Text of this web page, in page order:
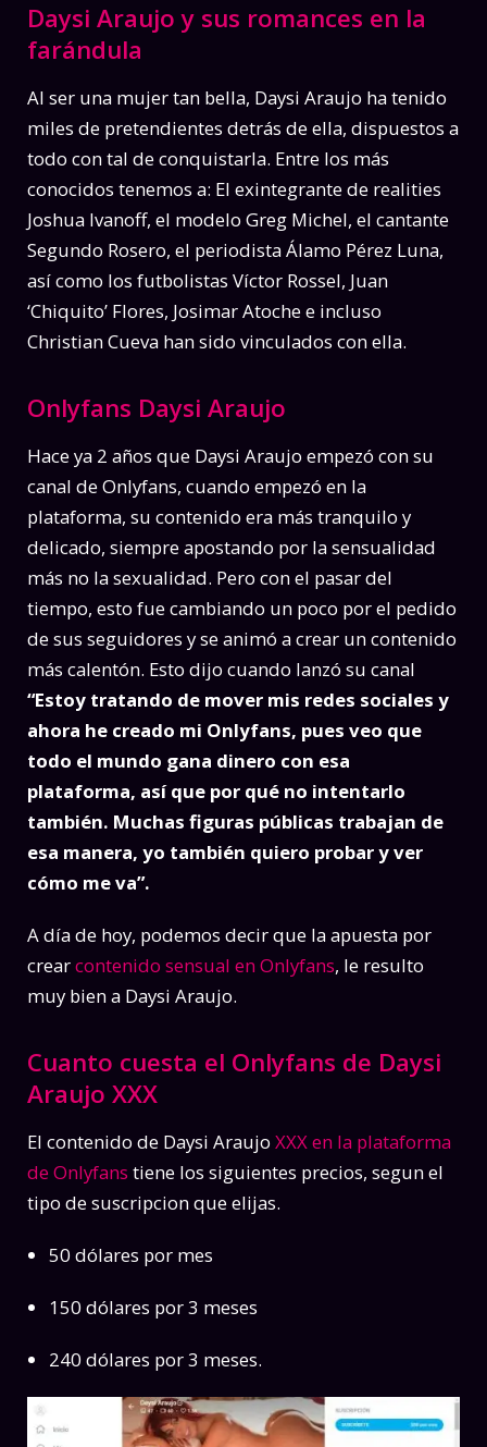
Daysi Araujo y sus romances en la
farándula
Al ser una mujer tan bella, Daysi Araujo ha tenido
miles de pretendientes detrás de ella, dispuestos a
todo con tal de conquistarla. Entre los más
conocidos tenemos a: El exintegrante de realities
Joshua Ivanoff, el modelo Greg Michel, el cantante
Segundo Rosero, el periodista Álamo Pérez Luna,
así como los futbolistas Víctor Rossel, Juan
‘Chiquito’ Flores, Josimar Atoche e incluso
Christian Cueva han sido vinculados con ella.
Onlyfans Daysi Araujo
Hace ya 2 años que Daysi Araujo empezó con su
canal de Onlyfans, cuando empezó en la
plataforma, su contenido era más tranquilo y
delicado, siempre apostando por la sensualidad
más no la sexualidad. Pero con el pasar del
tiempo, esto fue cambiando un poco por el pedido
de sus seguidores y se animó a crear un contenido
más calentón. Esto dijo cuando lanzó su canal
“Estoy tratando de mover mis redes sociales y
ahora he creado mi Onlyfans, pues veo que
todo el mundo gana dinero con esa
plataforma, así que por qué no intentarlo
también. Muchas figuras públicas trabajan de
esa manera, yo también quiero probar y ver
cómo me va”.
A día de hoy, podemos decir que la apuesta por
crearcontenido sensual en Onlyfans, le resulto
muy bien a Daysi Araujo.
Cuanto cuesta el Onlyfans de Daysi
Araujo XXX
El contenido de Daysi Araujo XXX en la plataforma
de Onlyfans tiene los siguientes precios, segun el
tipo de suscripcion que elijas.
50 dólares por mes
150 dólares por 3 meses
240 dólares por 3 meses.